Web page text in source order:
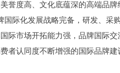
誉度高、文化底蕴深的高端品牌
国际化发展战略完备，研发、采
际市场开拓能力强，品牌国际
者认同度不断增强的国际品牌建